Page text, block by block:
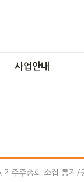
사업안내
기주주총회 소집 통지/